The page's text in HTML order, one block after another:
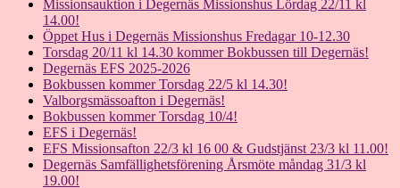
Missionsauktion i Degernäs Missionshus Lördag 22/11 kl
14.00!
Öppet Hus i Degernäs Missionshus Fredagar 10-12.30
Torsdag 20/11 kl 14.30 kommer Bokbussen till Degernäs!
Degernäs EFS 2025-2026
Bokbussen kommer Torsdag 22/5 kl 14.30!
Valborgsmässoafton i Degernäs!
Bokbussen kommer Torsdag 10/4!
EFS i Degernäs!
EFS Missionsafton 22/3 kl 16 00 & Gudstjänst 23/3 kl 11.00!
Degernäs Samfällighetsförening Årsmöte måndag 31/3 kl
19.00!